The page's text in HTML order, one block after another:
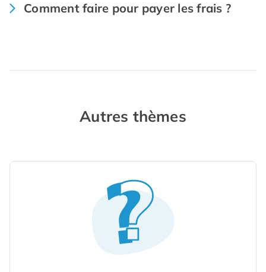
Comment faire pour payer les frais ?
Autres thèmes